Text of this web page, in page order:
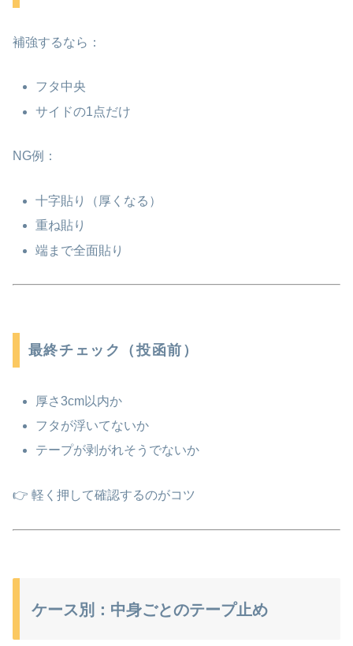
補強するなら：
フタ中央
サイドの1点だけ
NG例：
十字貼り（厚くなる）
重ね貼り
端まで全面貼り
最終チェック（投函前）
厚さ3cm以内か
フタが浮いてないか
テープが剥がれそうでないか
👉 軽く押して確認するのがコツ
ケース別：中身ごとのテープ止め